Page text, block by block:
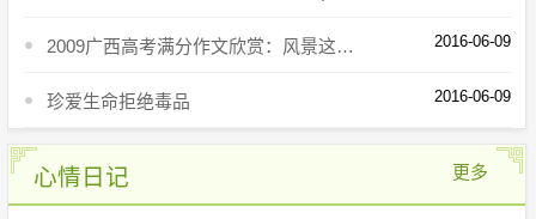
2009广西高考满分作文欣赏：风景这边独好 2016-06-09
珍爱生命拒绝毒品 2016-06-09
心情日记 更多